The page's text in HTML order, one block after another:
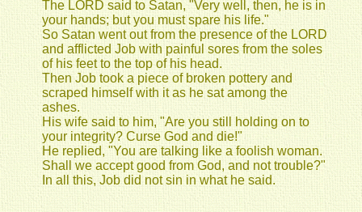
The LORD said to Satan, "Very well, then, he is in
your hands; but you must spare his life."
So Satan went out from the presence of the LORD
and afflicted Job with painful sores from the soles
of his feet to the top of his head.
Then Job took a piece of broken pottery and
scraped himself with it as he sat among the
ashes.
His wife said to him, "Are you still holding on to
your integrity? Curse God and die!"
He replied, "You are talking like a foolish woman.
Shall we accept good from God, and not trouble?"
In all this, Job did not sin in what he said.